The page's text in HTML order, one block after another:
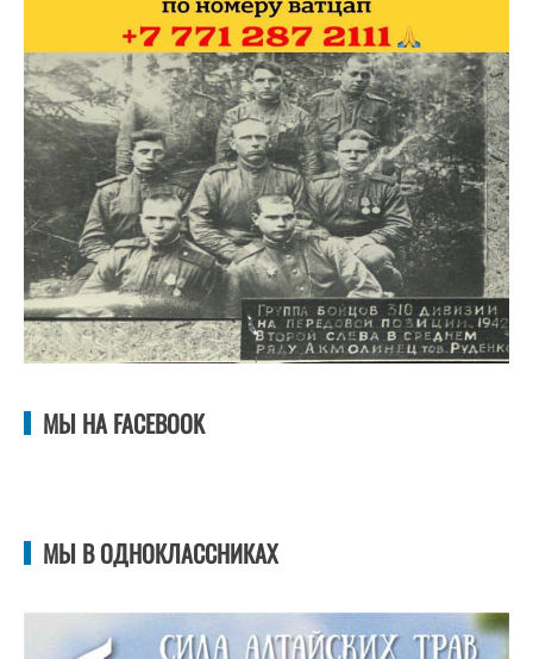
МЫ НА FACEBOOK
МЫ В ОДНОКЛАССНИКАХ